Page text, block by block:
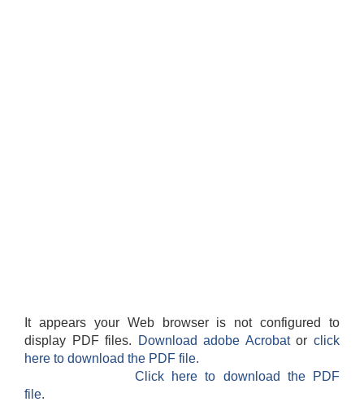
It appears your Web browser is not configured to
display PDF files.
Download adobe Acrobatorclick
here to download the PDF file.
Click here to download the PDF
file.